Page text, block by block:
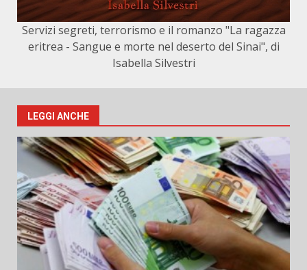
Servizi segreti, terrorismo e il romanzo "La ragazza
eritrea - Sangue e morte nel deserto del Sinai", di
Isabella Silvestri
LEGGI ANCHE